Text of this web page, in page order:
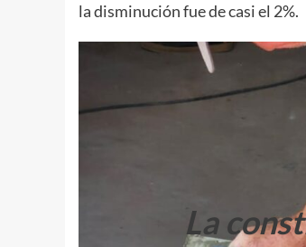
la disminución fue de casi el 2%.
La